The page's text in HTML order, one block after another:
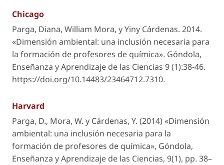
Chicago
Parga, Diana, William Mora, y Yiny Cárdenas. 2014.
«Dimensión ambiental: una inclusión necesaria para
la formación de profesores de química». Góndola,
Enseñanza y Aprendizaje de las Ciencias 9 (1):38-46.
https://doi.org/10.14483/23464712.7310.
Harvard
Parga, D., Mora, W. y Cárdenas, Y. (2014) «Dimensión
ambiental: una inclusión necesaria para la
formación de profesores de química», Góndola,
Enseñanza y Aprendizaje de las Ciencias, 9(1), pp. 38–